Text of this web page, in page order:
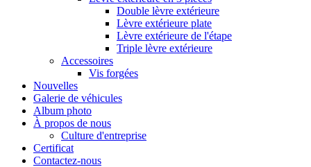
Double lèvre extérieure
Lèvre extérieure plate
Lèvre extérieure de l'étape
Triple lèvre extérieure
Accessoires
Vis forgées
Nouvelles
Galerie de véhicules
Album photo
À propos de nous
Culture d'entreprise
Certificat
Contactez-nous